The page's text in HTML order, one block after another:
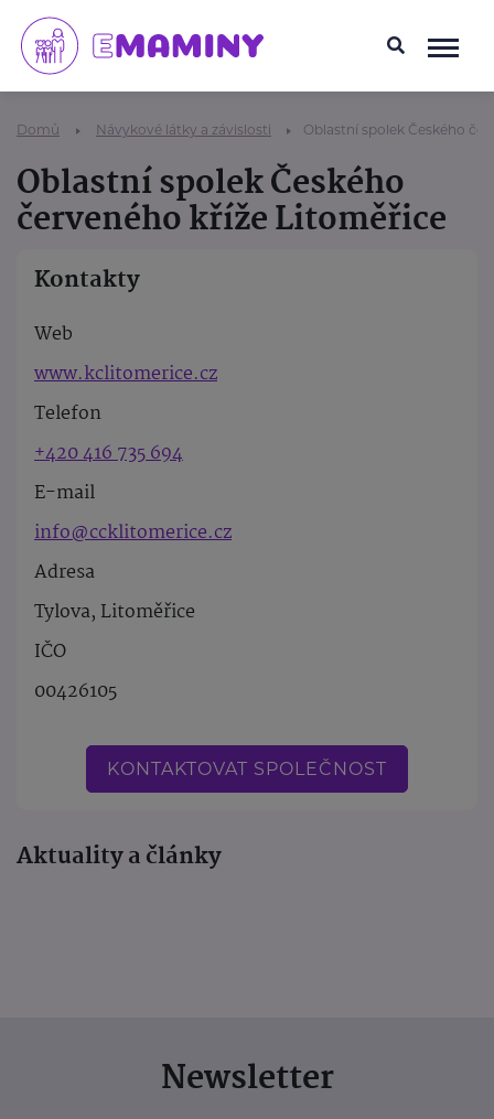
Domů Návykové látky a závislosti Oblastní spolek Českého
Oblastní spolek Českého
červeného kříže Litoměřice
Kontakty
Web
www.kclitomerice.cz
Telefon
+420 416 735 694
E-mail
info@ccklitomerice.cz
Adresa
Tylova, Litoměřice
IČO
00426105
KONTAKTOVAT SPOLEČNOST
Aktuality a články
Newsletter